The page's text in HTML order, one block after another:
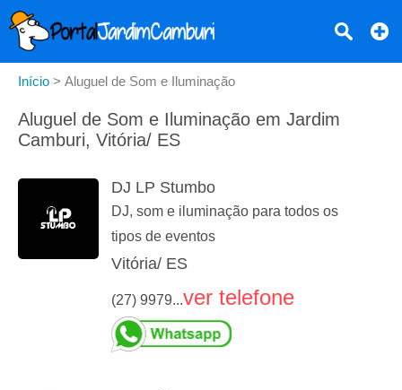
Início > Aluguel de Som e Iluminação
Aluguel de Som e Iluminação em Jardim
Camburi, Vitória/ ES
DJ LP Stumbo
DJ, som e iluminação para todos os
tipos de eventos
Vitória/ ES
(27) 9979...ver telefone